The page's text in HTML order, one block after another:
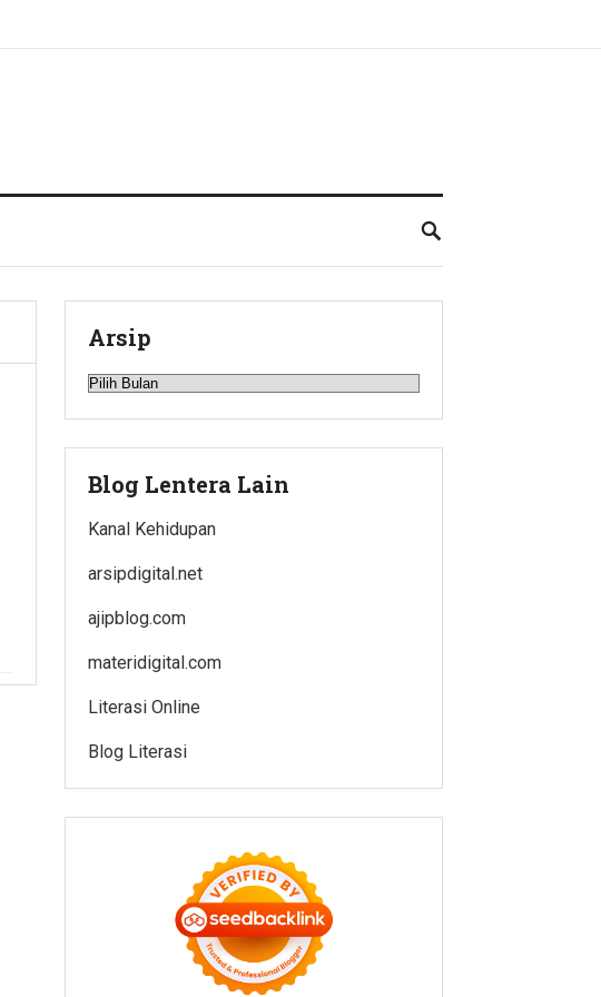
Arsip
Arsip
Blog Lentera Lain
Kanal Kehidupan
arsipdigital.net
ajipblog.com
materidigital.com
Literasi Online
Blog Literasi